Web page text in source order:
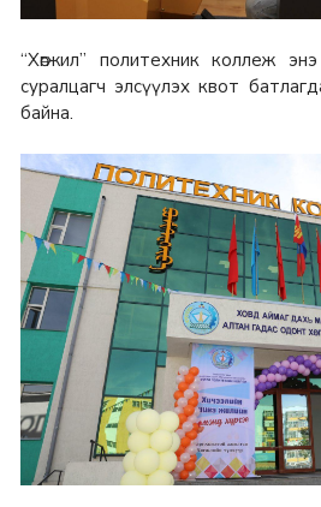
“Хөгжил” политехник коллеж
суралцагч элсүүлэх квот
байна.